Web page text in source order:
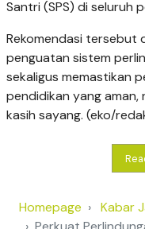
Santri (SPS) di seluruh
Rekomendasi tersebut
penguatan sistem
sekaligus memastikan
pendidikan yang aman,
kasih sayang. (eko/
Homepage
Kabar